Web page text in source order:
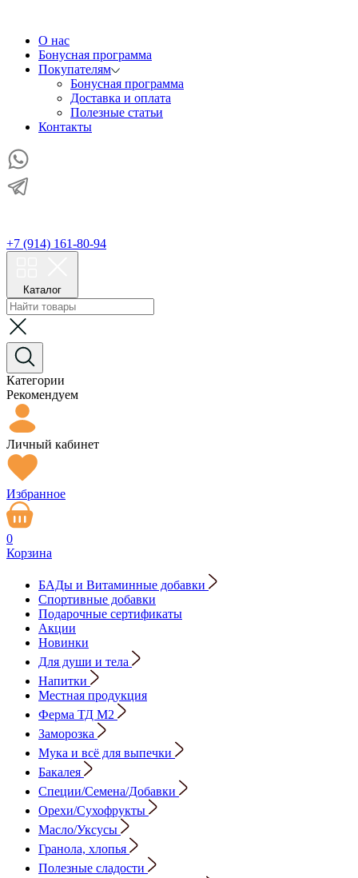
О нас
Бонусная программа
Покупателям
Бонусная программа
Доставка и оплата
Полезные статьи
Контакты
+7 (914) 161-80-94
Каталог
Категории
Рекомендуем
Личный кабинет
Избранное
0
Корзина
БАДы и Витаминные добавки
Спортивные добавки
Подарочные сертификаты
Акции
Новинки
Для души и тела
Напитки
Местная продукция
Ферма ТД М2
Заморозка
Мука и всё для выпечки
Бакалея
Специи/Семена/Добавки
Орехи/Сухофрукты
Масло/Уксусы
Гранола, хлопья
Полезные сладости